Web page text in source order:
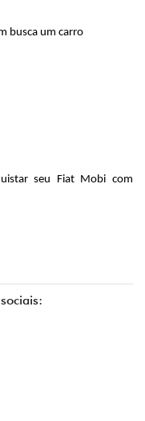
busca um carro
seu Fiat Mobi com